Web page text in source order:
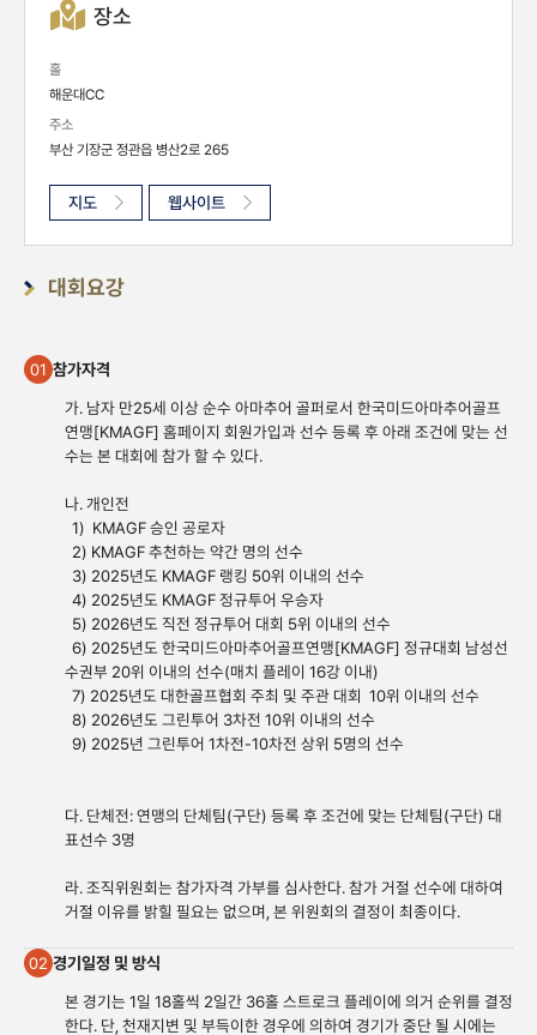
장소
홀
해운대CC
주소
부산 기장군 정관읍 병산2로 265
지도 웹사이트
대회요강
01 참가자격
가. 남자 만25세 이상 순수 아마추어 골퍼로서 한국미드아마추어골프
연맹[KMAGF] 홈페이지 회원가입과 선수 등록 후 아래 조건에 맞는 선
수는 본 대회에 참가 할 수 있다.
나. 개인전
1) KMAGF 승인 공로자
2) KMAGF 추천하는 약간 명의 선수
3) 2025년도 KMAGF 랭킹 50위 이내의 선수
4) 2025년도 KMAGF 정규투어 우승자
5) 2026년도 직전 정규투어 대회 5위 이내의 선수
6) 2025년도 한국미드아마추어골프연맹[KMAGF] 정규대회 남성선
수권부 20위 이내의 선수(매치 플레이 16강 이내)
7) 2025년도 대한골프협회 주최 및 주관 대회 10위 이내의 선수
8) 2026년도 그린투어 3차전 10위 이내의 선수
9) 2025년 그린투어 1차전-10차전 상위 5명의 선수
다. 단체전: 연맹의 단체팀(구단) 등록 후 조건에 맞는 단체팀(구단) 대
표선수 3명
라. 조직위원회는 참가자격 가부를 심사한다. 참가 거절 선수에 대하여
거절 이유를 밝힐 필요는 없으며, 본 위원회의 결정이 최종이다.
02 경기일정 및 방식
본 경기는 1일 18홀씩 2일간 36홀 스트로크 플레이에 의거 순위를 결정
한다. 단, 천재지변 및 부득이한 경우에 의하여 경기가 중단 될 시에는